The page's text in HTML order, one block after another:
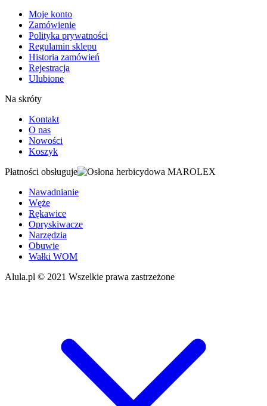
Moje konto
Zamówienie
Polityka prywatności
Regulamin sklepu
Historia zamówień
Rejestracja
Ulubione
Na skróty
Kontakt
O nas
Nowości
Koszyk
Płatności obsługuje
Nawadnianie
Węże
Rękawice
Opryskiwacze
Narzędzia
Obuwie
Wałki WOM
Alula.pl © 2021 Wszelkie prawa zastrzeżone